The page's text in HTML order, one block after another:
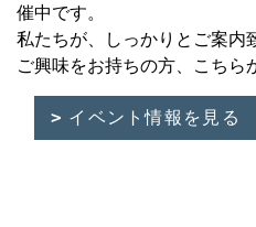
催中です。
私たちが、しっかりとご案内
ご興味をお持ちの方、こちら
イベント情報を見る